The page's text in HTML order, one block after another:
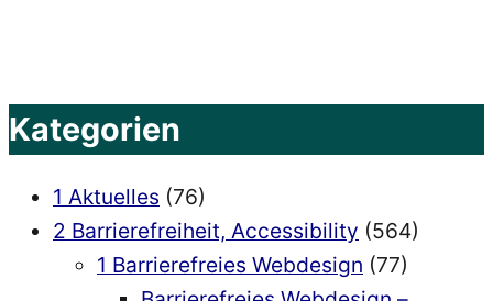
Kategorien
1 Aktuelles (76)
2 Barrierefreiheit, Accessibility (564)
1 Barrierefreies Webdesign (77)